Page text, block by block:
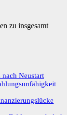
zu insgesamt
Neustart